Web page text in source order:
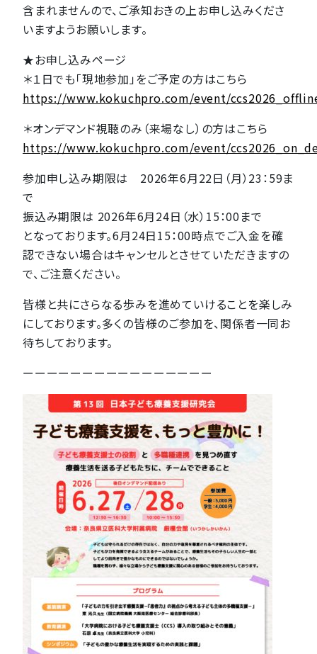
含まれませんので、ご承知おきの上お申し込みくださ
いますようお願いします。
★お申し込みページ
＊１日でも「現地参加」をご予定の方はこちら
https://www.kokuchpro.com/event/
＊オンデマンド視聴のみ（来場なし）の方はこちら
https://www.kokuchpro.com/event/
参加申し込み期限は 2026年6月22日（月）23：59ま
で
振込み期限は 2026年6月24日（水）15：00まで
となっております。6月24日15：00時点でご入金を確
認できない場合はキャンセルとさせていただきますの
で、ご注意ください。
皆様と共にさらなる歩みを進めていけることを楽しみ
にしております。多くの皆様のご参加を、関係者一同お
待ちしております。
ーーーーーーーーーーーーーーーー